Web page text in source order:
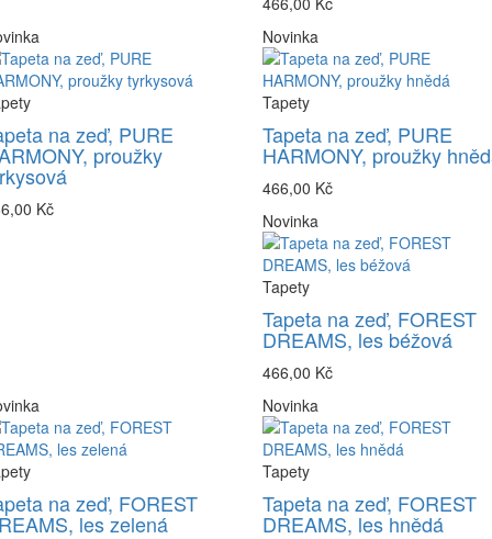
na zeď, PURE
proužky
Kč
Novinka
Tapety
Tapeta na zeď, PURE
HARMONY, proužky
466,00 Kč
Novinka
Tapety
Tapeta na zeď, FOREST
DREAMS, les béžová
466,00 Kč
na zeď, FOREST
les zelená
Novinka
Tapety
Tapeta na zeď, FOREST
DREAMS, les hnědá